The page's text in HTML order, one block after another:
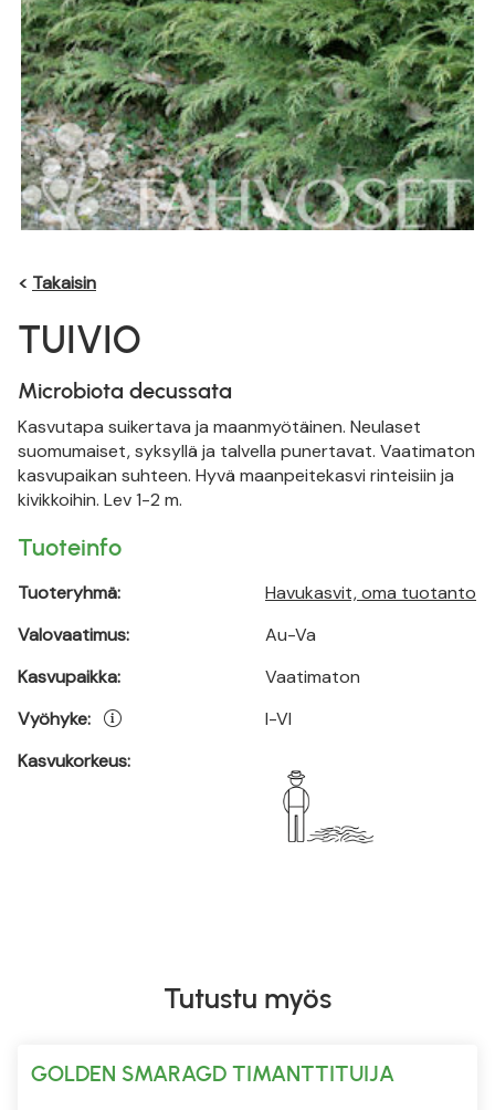
< Takaisin
TUIVIO
Microbiota decussata
Kasvutapa suikertava ja maanmyötäinen. Neulaset
suomumaiset, syksyllä ja talvella punertavat. Vaatimaton
kasvupaikan suhteen. Hyvä maanpeitekasvi rinteisiin ja
kivikkoihin. Lev 1-2 m.
Tuoteinfo
Tuoteryhmä:
Valovaatimus:
Kasvupaikka:
Vyöhyke:
Kasvukorkeus:
Havukasvit, oma tuotanto
Au-Va
Vaatimaton
I-VI
Tutustu myös
GOLDEN SMARAGD TIMANTTITUIJA